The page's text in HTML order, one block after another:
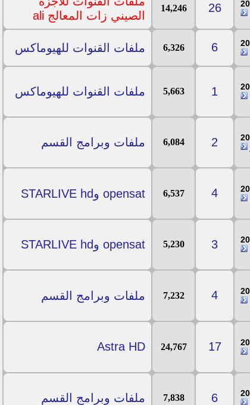
26
14,246
الصيني زات المعالج ali
6
6,326 ملفات القنوات للهيوماكس
1
5,663 ملفات القنوات للهيوماكس
2
6,084 ملفات وبرامج القسم
4
6,537 opensat وSTARLIVE hd
3
5,230 opensat وSTARLIVE hd
4
7,232 ملفات وبرامج القسم
17
24,767
Astra HD
6
7,838 ملفات وبرامج القسم